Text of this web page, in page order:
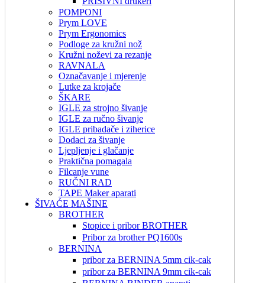
POMPONI
Prym LOVE
Prym Ergonomics
Podloge za kružni nož
Kružni noževi za rezanje
RAVNALA
Označavanje i mjerenje
Lutke za krojače
ŠKARE
IGLE za strojno šivanje
IGLE za ručno šivanje
IGLE pribadače i ziherice
Dodaci za šivanje
Ljepljenje i glačanje
Praktična pomagala
Filcanje vune
RUČNI RAD
TAPE Maker aparati
ŠIVAĆE MAŠINE
BROTHER
Stopice i pribor BROTHER
Pribor za brother PQ1600s
BERNINA
pribor za BERNINA 5mm cik-cak
pribor za BERNINA 9mm cik-cak